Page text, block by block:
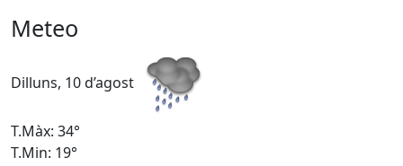
Meteo
Dilluns, 10 d’agost
T.Màx: 34°
T.Min: 19°